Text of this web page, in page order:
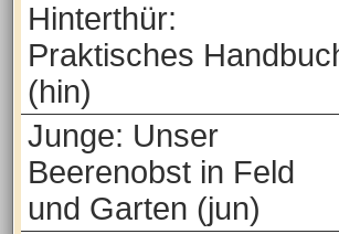
Hinterthür:
Praktisches
(hin)
Junge: Unser
Beerenobst in Feld
und Garten (jun)